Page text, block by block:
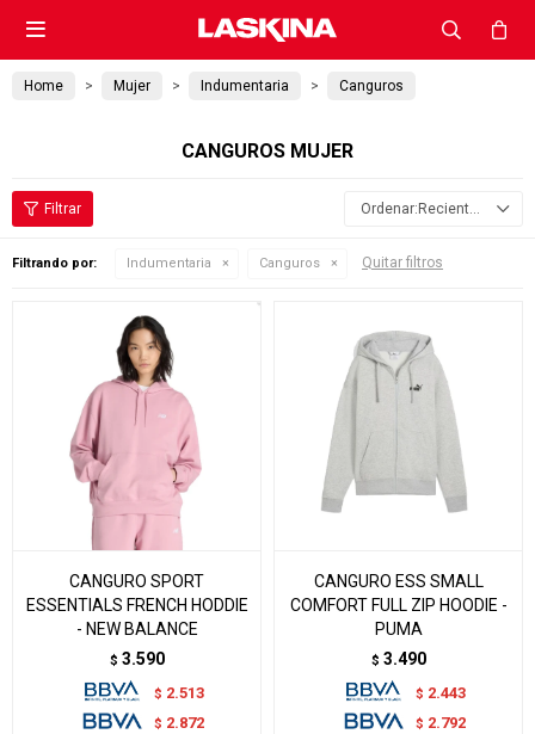

Home Mujer Indumentaria Canguros
CANGUROS MUJER
Recientes
Filtrando por: Indumentaria Canguros Quitar filtros
CANGURO SPORT
ESSENTIALS FRENCH HODDIE
- NEW BALANCE
$ 3.590
$ 2.513
$ 2.872
CANGURO ESS SMALL
COMFORT FULL ZIP HOODIE -
PUMA
$ 3.490
$ 2.443
$ 2.792